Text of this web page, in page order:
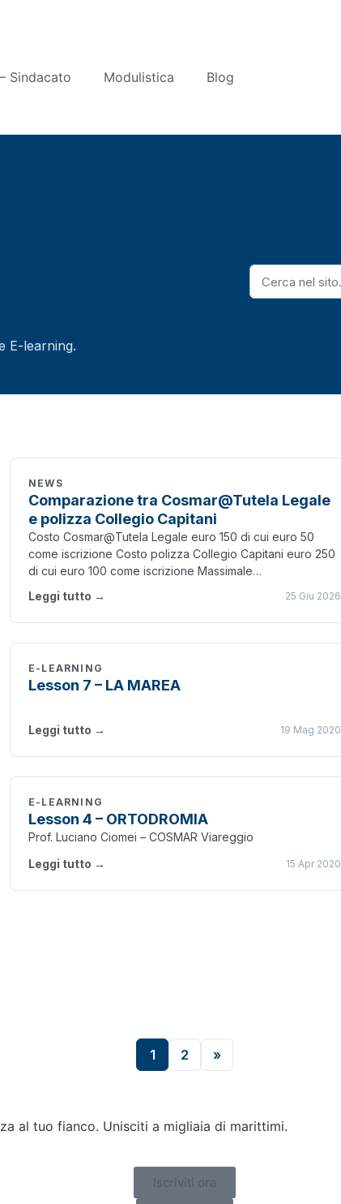
Sindacato Modulistica Blog
E-learning.
NEWS
Comparazione tra Cosmar@Tutela Legale
e polizza Collegio Capitani
Costo Cosmar@Tutela Legale euro 150 di cui euro 50
come iscrizione Costo polizza Collegio Capitani euro 250
di cui euro 100 come iscrizione Massimale…
Leggi tutto →
25 Giu 2026
E-LEARNING
Lesson 7 – LA MAREA
Leggi tutto → 19 Mag 2020
E-LEARNING
Lesson 4 – ORTODROMIA
Prof. Luciano Ciomei – COSMAR Viareggio
Leggi tutto →
15 Apr 2020
1 2 »
al tuo fianco. Unisciti a migliaia di marittimi.
Iscriviti ora